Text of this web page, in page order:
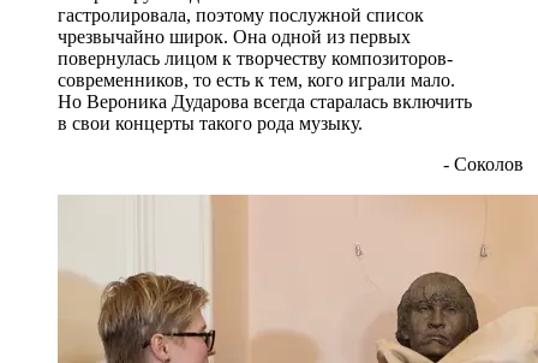
гастролировала, поэтому послужной список
чрезвычайно широк. Она одной из первых
повернулась лицом к творчеству композиторов-
современников, то есть к тем, кого играли мало.
Но Вероника Дударова всегда старалась включить
в свои концерты такого рода музыку.
- Соколов